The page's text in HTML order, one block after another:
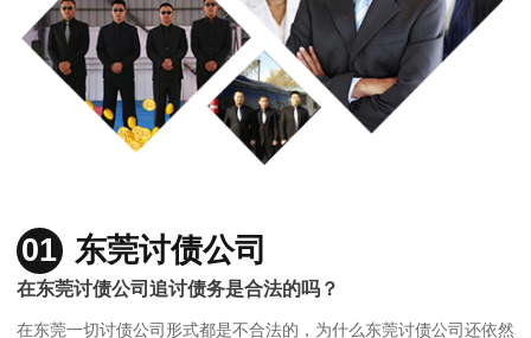
01 东莞讨债公司
在东莞讨债公司追讨债务是合法的吗？
在东莞一切讨债公司形式都是不合法的，为什么东莞讨债公司还依然